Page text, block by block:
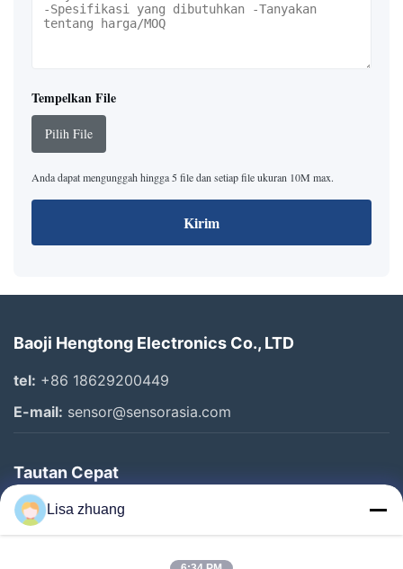
Tempelkan File
Pilih File
Anda dapat mengunggah hingga 5 file dan setiap file ukuran 10M max.
Kirim
Baoji Hengtong Electronics Co., LTD
tel: +86 18629200449
E-mail: sensor@sensorasia.com
Tautan Cepat
Rumah
Produk
Lisa zhuang